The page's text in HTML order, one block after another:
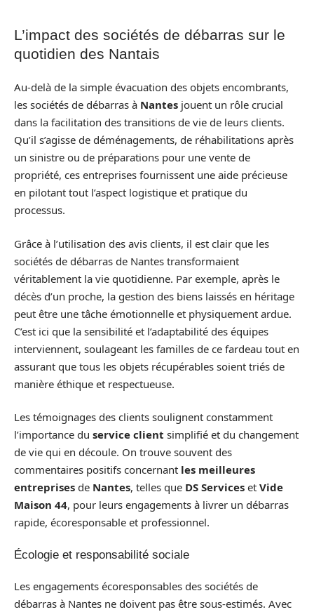
L’impact des sociétés de débarras sur le
quotidien des Nantais
Au-delà de la simple évacuation des objets encombrants,
les sociétés de débarras à Nantes jouent un rôle crucial
dans la facilitation des transitions de vie de leurs clients.
Qu’il s’agisse de déménagements, de réhabilitations après
un sinistre ou de préparations pour une vente de
propriété, ces entreprises fournissent une aide précieuse
en pilotant tout l’aspect logistique et pratique du
processus.
Grâce à l’utilisation des avis clients, il est clair que les
sociétés de débarras de Nantes transformaient
véritablement la vie quotidienne. Par exemple, après le
décès d’un proche, la gestion des biens laissés en héritage
peut être une tâche émotionnelle et physiquement ardue.
C’est ici que la sensibilité et l’adaptabilité des équipes
interviennent, soulageant les familles de ce fardeau tout en
assurant que tous les objets récupérables soient triés de
manière éthique et respectueuse.
Les témoignages des clients soulignent constamment
l’importance du service client simplifié et du changement
de vie qui en découle. On trouve souvent des
commentaires positifs concernant les meilleures
entreprises de Nantes, telles que DS Services et Vide
Maison 44, pour leurs engagements à livrer un débarras
rapide, écoresponsable et professionnel.
Écologie et responsabilité sociale
Les engagements écoresponsables des sociétés de
débarras à Nantes ne doivent pas être sous-estimés. Avec